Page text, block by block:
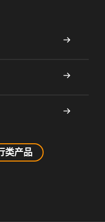
类产品